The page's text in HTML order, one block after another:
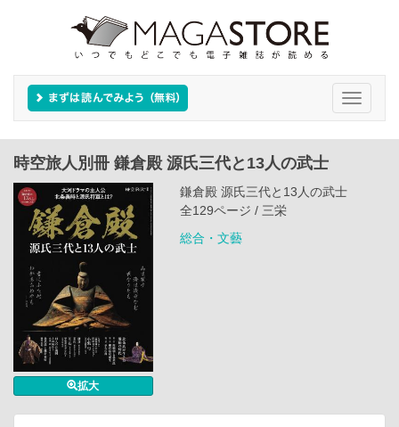
Toggle
時空旅人別冊 鎌倉殿 源氏三代と13人の武士
拡大
鎌倉殿 源氏三代と13人の武士
全129ページ / 三栄
総合・文藝